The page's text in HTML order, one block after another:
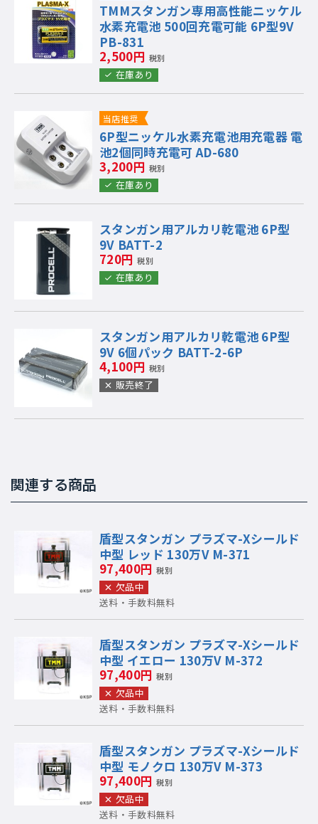
TMMスタンガン専用高性能ニッケル
水素充電池 500回充電可能 6P型9V
PB-831
2,500円 税別
在庫あり
当店推奨
6P型ニッケル水素充電池用充電器 電
池2個同時充電可 AD-680
3,200円 税別
在庫あり
スタンガン用アルカリ乾電池 6P型
9V BATT-2
720円 税別
在庫あり
スタンガン用アルカリ乾電池 6P型
9V 6個パック BATT-2-6P
4,100円 税別
販売終了
関連する商品
盾型スタンガン プラズマ-Xシールド
中型 レッド 130万V M-371
97,400円 税別
欠品中
送料・手数料無料
盾型スタンガン プラズマ-Xシールド
中型 イエロー 130万V M-372
97,400円 税別
欠品中
送料・手数料無料
盾型スタンガン プラズマ-Xシールド
中型 モノクロ 130万V M-373
97,400円 税別
欠品中
送料・手数料無料